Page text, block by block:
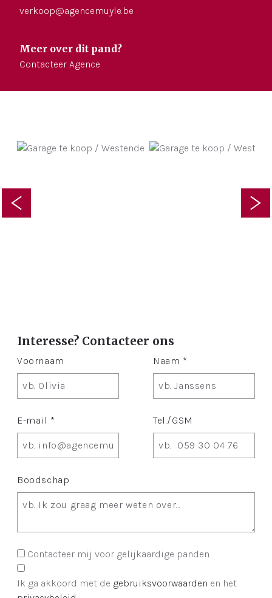
verkoop@agencemuyle.be
Meer over dit pand?
Contacteer Agence
Interesse? Contacteer ons
Voornaam Naam *
E-mail * Tel./GSM
Boodschap
Contacteer mij voor gelijkaardige panden.
Ik ga akkoord met de gebruiksvoorwaarden en het